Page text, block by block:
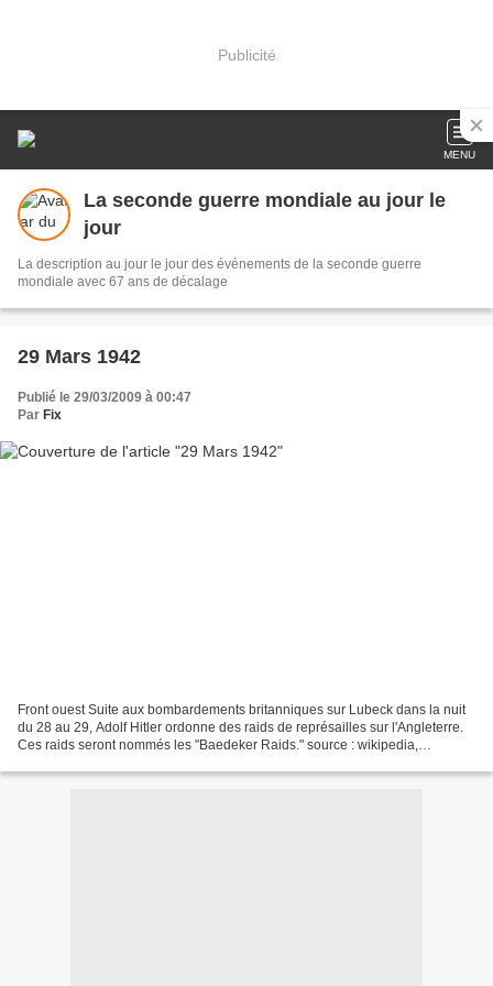
Publicité
MENU
La seconde guerre mondiale au jour le
jour
La description au jour le jour des événements de la seconde guerre
mondiale avec 67 ans de décalage
29 Mars 1942
Publié le 29/03/2009 à 00:47
Par Fix
Front ouest Suite aux bombardements britanniques sur Lubeck dans la nuit
du 28 au 29, Adolf Hitler ordonne des raids de représailles sur l'Angleterre.
Ces raids seront nommés les "Baedeker Raids." source : wikipedia,